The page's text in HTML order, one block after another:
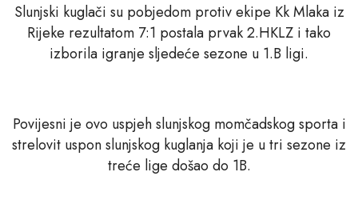
Slunjski kuglači su pobjedom protiv ekipe Kk Mlaka iz
Rijeke rezultatom 7:1 postala prvak 2.HKLZ i tako
izborila igranje sljedeće sezone u 1.B ligi.
Povijesni je ovo uspjeh slunjskog momčadskog sporta i
strelovit uspon slunjskog kuglanja koji je u tri sezone iz
treće lige došao do 1B.